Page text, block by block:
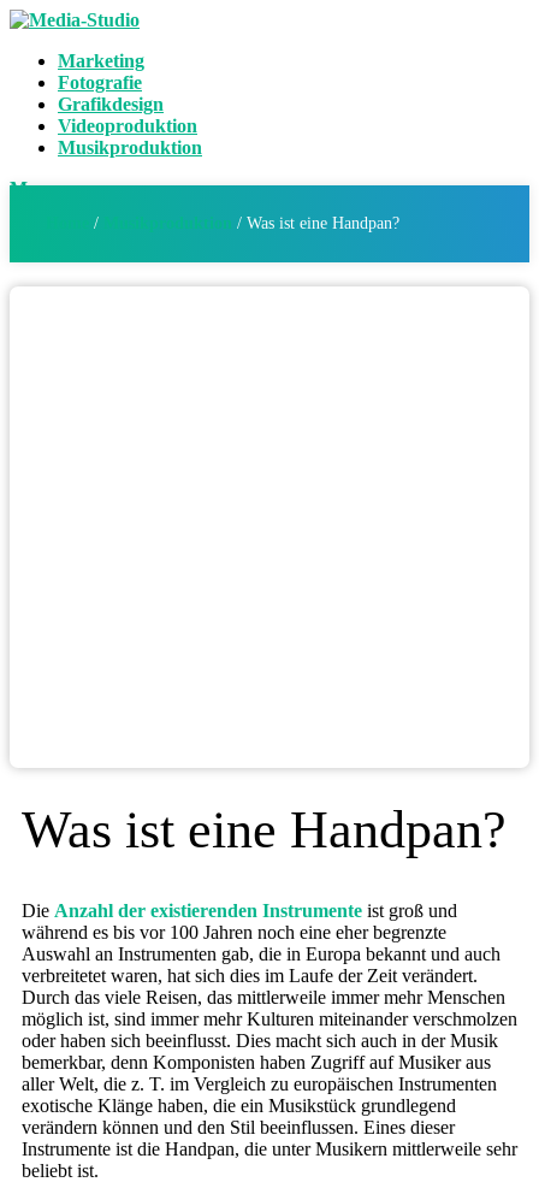
Marketing
Fotografie
Grafikdesign
Videoproduktion
Musikproduktion
Menu
/ Musikproduktion / Was ist eine Handpan?
Was ist eine Handpan?
Die Anzahl der existierenden Instrumente ist groß und
während es bis vor 100 Jahren noch eine eher begrenzte
Auswahl an Instrumenten gab, die in Europa bekannt und auch
verbreitetet waren, hat sich dies im Laufe der Zeit verändert.
Durch das viele Reisen, das mittlerweile immer mehr Menschen
möglich ist, sind immer mehr Kulturen miteinander verschmolzen
oder haben sich beeinflusst. Dies macht sich auch in der Musik
bemerkbar, denn Komponisten haben Zugriff auf Musiker aus
aller Welt, die z. T. im Vergleich zu europäischen Instrumenten
exotische Klänge haben, die ein Musikstück grundlegend
verändern können und den Stil beeinflussen. Eines dieser
Instrumente ist die Handpan, die unter Musikern mittlerweile sehr
beliebt ist.